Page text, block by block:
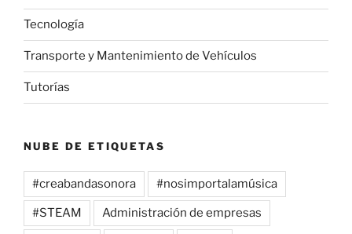
Tecnología
Transporte y Mantenimiento de Vehículos
Tutorías
NUBE DE ETIQUETAS
#creabandasonora #nosimportalamúsica
#STEAM Administración de empresas